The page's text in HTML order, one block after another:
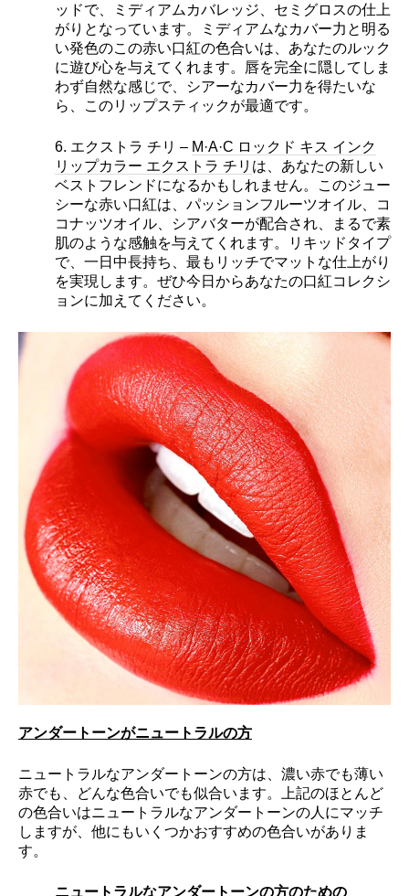
ッドで、ミディアムカバレッジ、セミグロスの仕上
がりとなっています。ミディアムなカバー力と明る
い発色のこの赤い口紅の色合いは、あなたのルック
に遊び心を与えてくれます。唇を完全に隠してしま
わず自然な感じで、シアーなカバー力を得たいな
ら、このリップスティックが最適です。
6. エクストラ チリ – M·A·C ロックド キス インク
リップカラー エクストラ チリ は、あなたの新しい
ベストフレンドになるかもしれません。このジュー
シーな赤い口紅は、パッションフルーツオイル、コ
コナッツオイル、シアバターが配合され、まるで素
肌のような感触を与えてくれます。リキッドタイプ
で、一日中長持ち、最もリッチでマットな仕上がり
を実現します。ぜひ今日からあなたの口紅コレクシ
ョンに加えてください。
アンダートーンがニュートラルの方
ニュートラルなアンダートーンの方は、濃い赤でも薄い
赤でも、どんな色合いでも似合います。上記のほとんど
の色合いはニュートラルなアンダートーンの人にマッチ
しますが、他にもいくつかおすすめの色合いがありま
す。
ニュートラルなアンダートーンの方のための